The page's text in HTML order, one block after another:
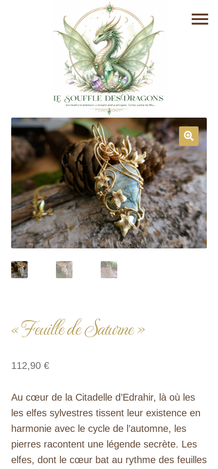
« Feuille de Saturne »
112,90 €
Au cœur de la Citadelle d’Edrahir, là où les
les elfes sylvestres tissent leur existence en
harmonie avec le cycle de l’automne, les
pierres racontent une légende secrète. Les
elfes, dont le cœur bat au rythme des feuilles